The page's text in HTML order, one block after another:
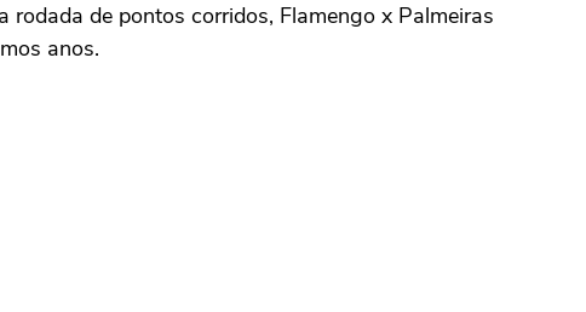
rodada de pontos corridos, Flamengo x Palmeiras
anos.